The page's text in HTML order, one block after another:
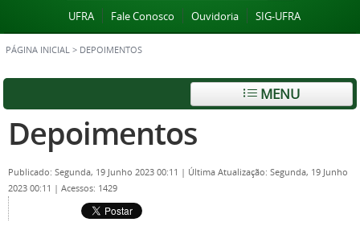
UFRA Fale Conosco Ouvidoria SIG-UFRA
PÁGINA INICIAL > DEPOIMENTOS
MENU
Depoimentos
Publicado: Segunda, 19 Junho 2023 00:11 | Última Atualização: Segunda, 19 Junho
2023 00:11 | Acessos: 1429